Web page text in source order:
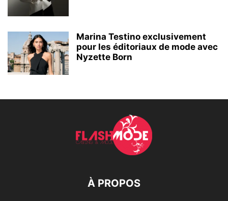
Marina Testino exclusivement
pour les éditoriaux de mode avec
Nyzette Born
À PROPOS